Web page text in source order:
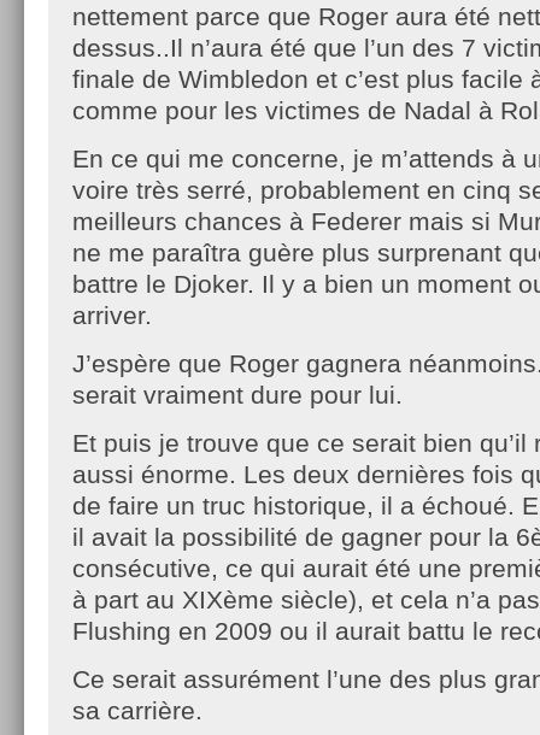
nettement parce que Roger aura été
dessus..Il n’aura été que l’un des 7
finale de Wimbledon et c’est plus facile
comme pour les victimes de Nadal à
En ce qui me concerne, je m’attends à
voire très serré, probablement en cinq
meilleurs chances à Federer mais si
ne me paraîtra guère plus surprenant
battre le Djoker. Il y a bien un moment
arriver.
J’espère que Roger gagnera
serait vraiment dure pour lui.
Et puis je trouve que ce serait bien qu’il
aussi énorme. Les deux dernières fois
de faire un truc historique, il a échoué.
il avait la possibilité de gagner pour la
consécutive, ce qui aurait été une
à part au XIXème siècle), et cela n’a
Flushing en 2009 ou il aurait battu le
Ce serait assurément l’une des plus
sa carrière.